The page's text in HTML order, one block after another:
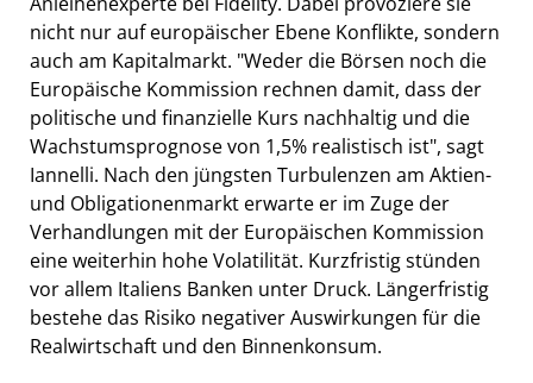
nicht nur auf europäischer Ebene Konflikte, sondern
auch am Kapitalmarkt. "Weder die Börsen noch die
Europäische Kommission rechnen damit, dass der
politische und finanzielle Kurs nachhaltig und die
Wachstumsprognose von 1,5% realistisch ist", sagt
Iannelli. Nach den jüngsten Turbulenzen am Aktien-
und Obligationenmarkt erwarte er im Zuge der
Verhandlungen mit der Europäischen Kommission
eine weiterhin hohe Volatilität. Kurzfristig stünden
vor allem Italiens Banken unter Druck. Längerfristig
bestehe das Risiko negativer Auswirkungen für die
Realwirtschaft und den Binnenkonsum.